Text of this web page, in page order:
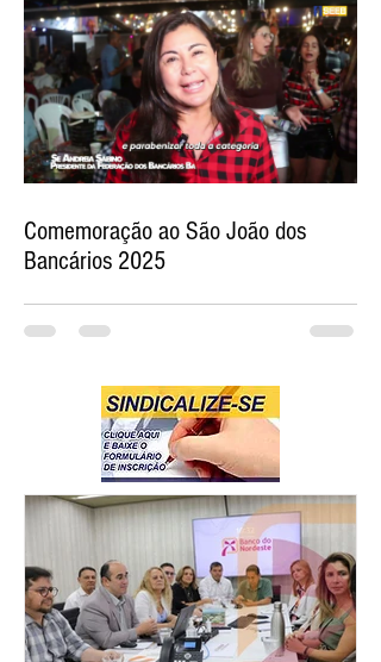
Comemoração ao São João dos
Bancários 2025